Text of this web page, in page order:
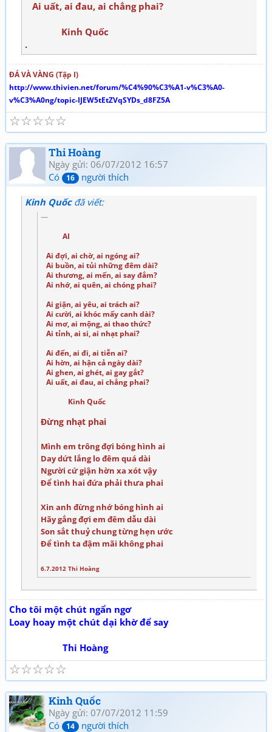
Ai uất, ai đau, ai chẳng phai?
Kinh Quốc
.
ĐÁ VÀ VÀNG (Tập I)
http://www.thivien.net/forum/%C4%90%C3%A1-v%C3%A0-
v%C3%A0ng/topic-IJEW5tEtZVqSYDs_d8FZ5A
☆
☆
☆
☆
☆
Thi Hoàng
Ngày gửi: 06/07/2012 16:57
Có
16 người thích
Kinh Quốcđã viết:
AI
Ai đợi, ai chờ, ai ngóng ai?
Ai buồn, ai tủi những đêm dài?
Ai thương, ai mến, ai say đắm?
Ai nhớ, ai quên, ai chóng phai?
Ai giận, ai yêu, ai trách ai?
Ai cười, ai khóc mấy canh dài?
Ai mơ, ai mộng, ai thao thức?
Ai tỉnh, ai si, ai nhạt phai?
Ai đến, ai đi, ai tiễn ai?
Ai hờn, ai hận cả ngày dài?
Ai ghen, ai ghét, ai gay gắt?
Ai uất, ai đau, ai chẳng phai?
Kinh Quốc
Đừng nhạt phai
Mình em trông đợi bóng hình ai
Day dứt lắng lo đêm quá dài
Người cứ giận hờn xa xót vậy
Để tình hai đứa phải thưa phai
Xin anh đừng nhớ bóng hình ai
Hãy gắng đợi em đêm dẫu dài
Son sắt thuỷ chung từng hẹn ước
Để tình ta đậm mãi không phai
6.7.2012 Thi Hoàng
Cho tôi một chút ngẩn ngơ
Loay hoay một chút dại khờ để say
Thi Hoàng
☆
☆
☆
☆
☆
Kinh Quốc
Ngày gửi: 07/07/2012 11:59
Có
14 người thích